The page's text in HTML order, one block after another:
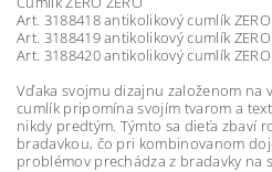
Art. 3188418 antikolikový cumlík ZERO
Art. 3188419 antikolikový cumlík ZERO
Art. 3188420 antikolikový cumlík ZERO
Vďaka svojmu dizajnu založenom na
cumlík pripomína svojím tvarom a
nikdy predtým. Týmto sa dieťa zbaví
bradavkou, čo pri kombinovanom
problémov prechádza z bradavky na